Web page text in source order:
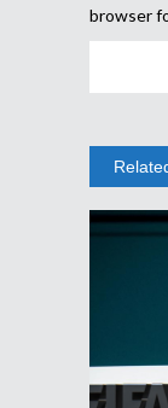
browser